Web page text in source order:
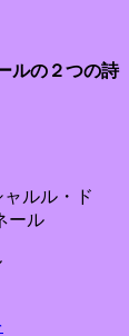
ルの２つの詩
ャルル・ド
ール